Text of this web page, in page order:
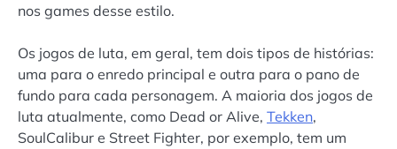
nos games desse estilo.
Os jogos de luta, em geral, tem dois tipos de histórias:
uma para o enredo principal e outra para o pano de
fundo para cada personagem. A maioria dos jogos de
luta atualmente, como Dead or Alive, Tekken,
SoulCalibur e Street Fighter, por exemplo, tem um